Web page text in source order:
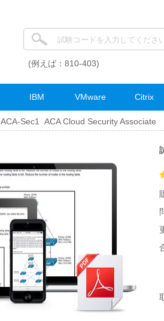
(例えば：810-403)
IBM VMware Citrix
ACA-Sec1 ACA Cloud Security Associate